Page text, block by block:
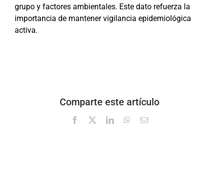
grupo y factores ambientales. Este dato refuerza la
importancia de mantener vigilancia epidemiológica
activa.
Comparte este artículo
Facebook LinkedInWhatsApp
Correo